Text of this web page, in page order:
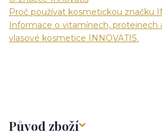
Proč používat kosmetickou značku
Informace o vitamínech, proteinech
vlasové kosmetice INNOVATIS.
Původ zboží